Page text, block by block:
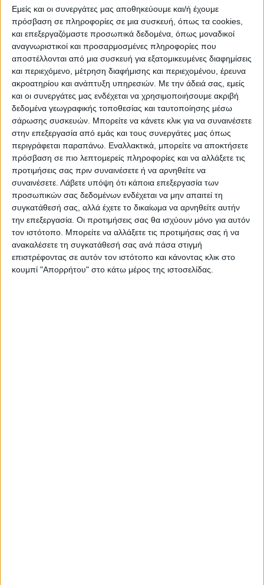
Εμείς και οι συνεργάτες μας αποθηκεύουμε και/ή έχουμε
πρόσβαση σε πληροφορίες σε μια συσκευή, όπως τα cookies,
και επεξεργαζόμαστε προσωπικά δεδομένα, όπως μοναδικοί
αναγνωριστικοί και προσαρμοσμένες πληροφορίες που
αποστέλλονται από μια συσκευή για εξατομικευμένες διαφημίσεις
και περιεχόμενο, μέτρηση διαφήμισης και περιεχομένου, έρευνα
ακροατηρίου και ανάπτυξη υπηρεσιών. Με την άδειά σας, εμείς
και οι συνεργάτες μας ενδέχεται να χρησιμοποιήσουμε ακριβή
δεδομένα γεωγραφικής τοποθεσίας και ταυτοποίησης μέσω
σάρωσης συσκευών. Μπορείτε να κάνετε κλικ για να συναινέσετε
στην επεξεργασία από εμάς και τους συνεργάτες μας όπως
περιγράφεται παραπάνω. Εναλλακτικά, μπορείτε να αποκτήσετε
πρόσβαση σε πιο λεπτομερείς πληροφορίες και να αλλάξετε τις
προτιμήσεις σας πριν συναινέσετε ή να αρνηθείτε να
συναινέσετε. Λάβετε υπόψη ότι κάποια επεξεργασία των
προσωπικών σας δεδομένων ενδέχεται να μην απαιτεί τη
συγκατάθεσή σας, αλλά έχετε το δικαίωμα να αρνηθείτε αυτήν
την επεξεργασία. Οι προτιμήσεις σας θα ισχύουν μόνο για αυτόν
τον ιστότοπο. Μπορείτε να αλλάξετε τις προτιμήσεις σας ή να
ανακαλέσετε τη συγκατάθεσή σας ανά πάσα στιγμή
επιστρέφοντας σε αυτόν τον ιστότοπο και κάνοντας κλικ στο
κουμπί "Απορρήτου" στο κάτω μέρος της ιστοσελίδας.
Τελευταίες Ειδήσεις Σήμερα
Ακολούθησε την εφημερίδα ΝΕΟΣ
ΑΓΩΝ στο Google News!
Όλες οι εξελίξεις στην περιοχή της
Καρδίτσας και ευρύτερα της Θεσσαλίας
ΠΡΟΗΓΟΥΜΕΝΟ ΑΡΘΡΟ
Το 2021 τα αποτελέσματα για
το «Βοήθεια στο Σπίτι»
ΕΠΟΜΕΝΟ ΑΡΘΡΟ
Σκότωνε ταξιτζήδες και τους
πετούσε στους κροκόδειλους
- Φρικτή ομολογία Ινδού
serial killer